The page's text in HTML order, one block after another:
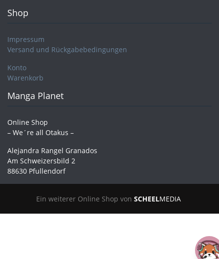
Shop
Impressum
Versand und Rückgabebedingungen
Konto
Warenkorb
Manga Planet
Online Shop
– We´re all Otakus –
Alejandra Rangel Granados
Am Schweizersbild 2
88630 Pfullendorf
Ein weiterer Online Shop von SCHEELMEDIA